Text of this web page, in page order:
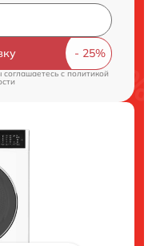
соглашаетесь cполитикой